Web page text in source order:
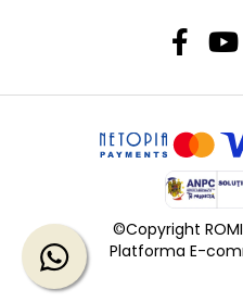
©Copyright
Platforma E-